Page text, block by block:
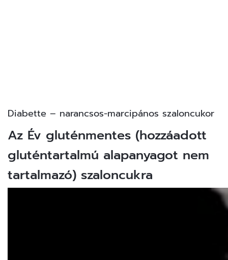
Diabette – narancsos-marcipános szaloncukor
Az Év gluténmentes (hozzáadott
gluténtartalmú alapanyagot nem
tartalmazó) szaloncukra